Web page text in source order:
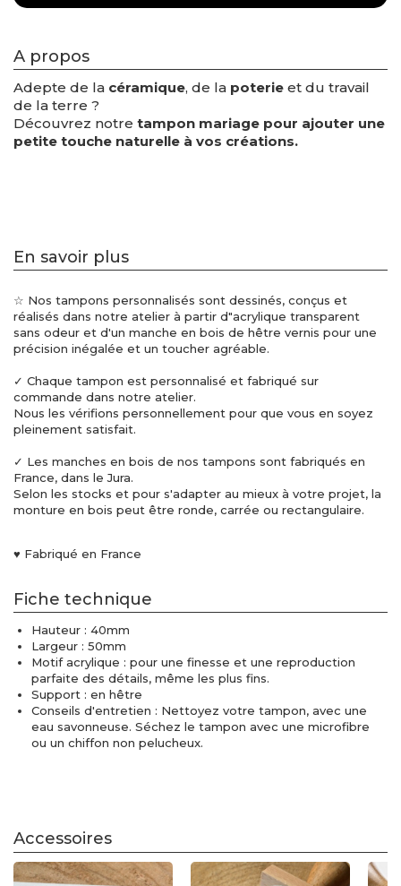
A propos
Adepte de la céramique, de la poterie et du travail
de la terre ?
Découvrez notre tampon mariage pour ajouter une
petite touche naturelle à vos créations.
En savoir plus
☆ Nos tampons personnalisés sont dessinés, conçus et
réalisés dans notre atelier à partir d"acrylique transparent
sans odeur et d'un manche en bois de hêtre vernis pour une
précision inégalée et un toucher agréable.
✓ Chaque tampon est personnalisé et fabriqué sur
commande dans notre atelier.
Nous les vérifions personnellement pour que vous en soyez
pleinement satisfait.
✓ Les manches en bois de nos tampons sont fabriqués en
France, dans le Jura.
Selon les stocks et pour s'adapter au mieux à votre projet, la
monture en bois peut être ronde, carrée ou rectangulaire.
♥ Fabriqué en France
Fiche technique
Hauteur : 40mm
Largeur : 50mm
Motif acrylique : pour une finesse et une reproduction
parfaite des détails, même les plus fins.
Support : en hêtre
Conseils d'entretien : Nettoyez votre tampon, avec une
eau savonneuse. Séchez le tampon avec une microfibre
ou un chiffon non pelucheux.
Accessoires